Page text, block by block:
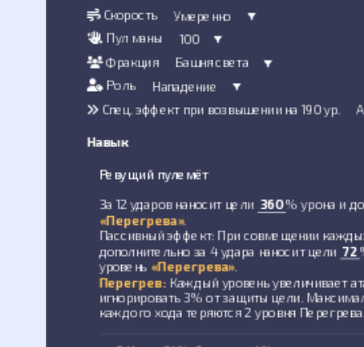
Скорость
Умеренно
Пул маны
100
Фракция
Башня света
Роль
Нападение
Спец. эффект при возвышении на 190 ур.
Навык
Ревущий пулемёт
За 12 ударов наносит цели 360% урона и
«Перегрева».
Пассивный эффект: При совмещении
дополнительно за 4 удара наносит цели 72
уровень «Перегрева».
Перегрев:Каждый уровень увеличивает
игнорировать 3% от защиты цели.
каждого хода теряются 2 уровня